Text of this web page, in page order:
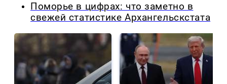
Поморье в цифрах: что заметно в
свежей статистике Архангельскстата